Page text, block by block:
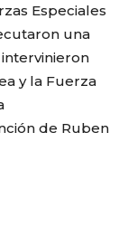
Especiales
una
y la Fuerza
de Ruben